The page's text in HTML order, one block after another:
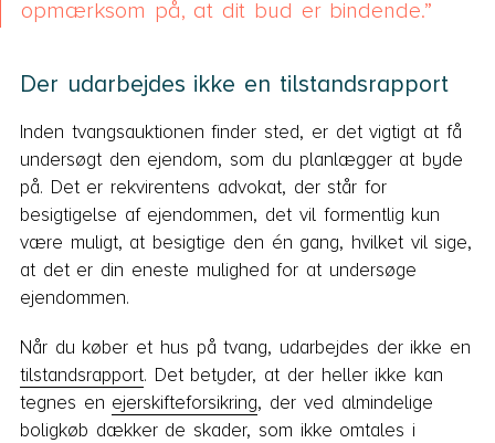
opmærksom på, at dit bud er bindende.
Der udarbejdes ikke en tilstandsrapport
Inden tvangsauktionen finder sted, er det vigtigt at få
undersøgt den ejendom, som du planlægger at byde
på. Det er rekvirentens advokat, der står for
besigtigelse af ejendommen, det vil formentlig kun
være muligt, at besigtige den én gang, hvilket vil sige,
at det er din eneste mulighed for at undersøge
ejendommen.
Når du køber et hus på tvang, udarbejdes der ikke en
tilstandsrapport. Det betyder, at der heller ikke kan
tegnes en ejerskifteforsikring, der ved almindelige
boligkøb dækker de skader, som ikke omtales i